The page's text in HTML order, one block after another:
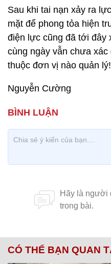
Sau khi tai nạn xảy ra
mặt để phong tỏa hiện
điện lực cũng đã tới đây
cùng ngày vẫn chưa
thuộc đơn vị nào quản
Nguyễn Cường
CÓ THỂ BẠN QUAN